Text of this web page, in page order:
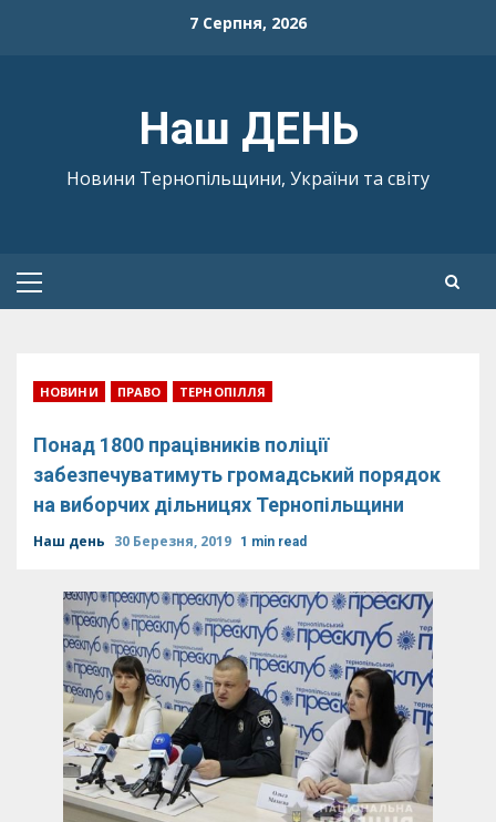
7 Серпня, 2026
Наш ДЕНЬ
Новини Тернопільщини, України та світу
Primary
НОВИНИ ПРАВО ТЕРНОПІЛЛЯ
Понад 1800 працівників поліції
забезпечуватимуть громадський порядок
на виборчих дільницях Тернопільщини
Наш день 30 Березня, 2019 1 min read